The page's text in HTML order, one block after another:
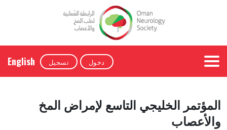
دخول تسجيل English
المؤتمر الخليجي التاسع لإمراض المخ
والأعصاب